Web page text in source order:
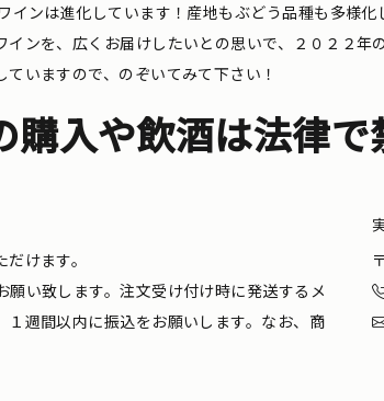
インは進化しています！産地もぶどう品種も多様化
ンを、広くお届けしたいとの思いで、２０２２年
いますので、のぞいてみて下さい！
入や飲酒は法律で
けます。
い致します。注文受け付け時に発送するメ
週間以内に振込をお願いします。なお、商